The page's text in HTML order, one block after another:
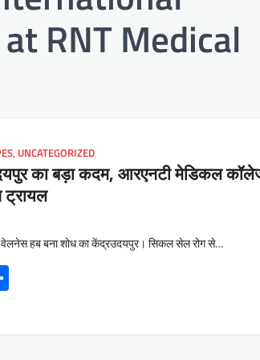
RNT Medical
, UNCATEGORIZED
का बड़ा कदम, आरएनटी मेडिकल
ट्रायल
हब बना शोध का केंद्रउदयपुर। सिकल सेल रोग से…